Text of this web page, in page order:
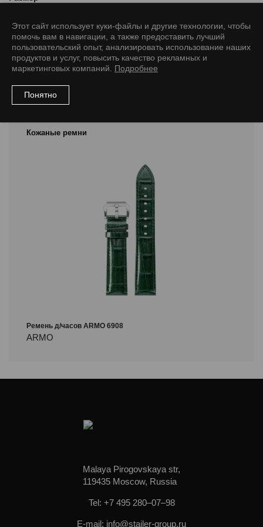
Рекомендуемые товары
Кожаные ремни
Ремень д/часов ARMO 6908
ARMO
Этот сайт использует куки-файлы и другие технологии, чтобы
помочь вам в навигации, а также предоставить лучший
пользовательский опыт, анализировать использование наших
продуктов и услуг, повысить качество рекламных и
маркетинговых компаний. Подробнее
Понятно
Malaya Pirogovskaya str,
119435 Moscow, Russia
Tel: +7 495 280–07–98
E-mail: info@stailer-group.ru